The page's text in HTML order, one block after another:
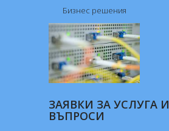
Бизнес решения
ЗАЯВКИ ЗА УСЛУГА И
ВЪПРОСИ